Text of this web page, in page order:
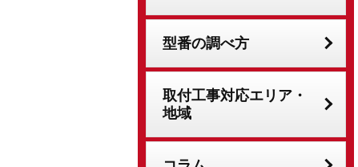
型番の調べ方
取付工事対応エリア・
地域